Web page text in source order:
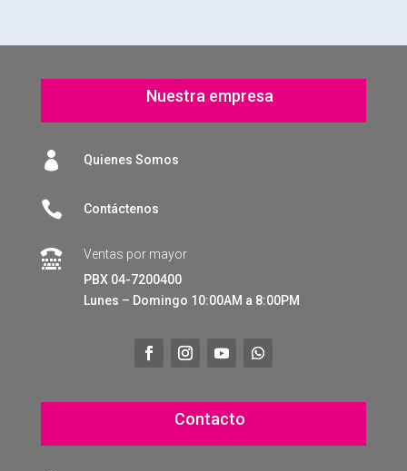
Nuestra empresa
 Quienes Somos
 Contáctenos

Ventas por mayor
PBX 04-7200400
Lunes – Domingo 10:00AM a 8:00PM
Contacto